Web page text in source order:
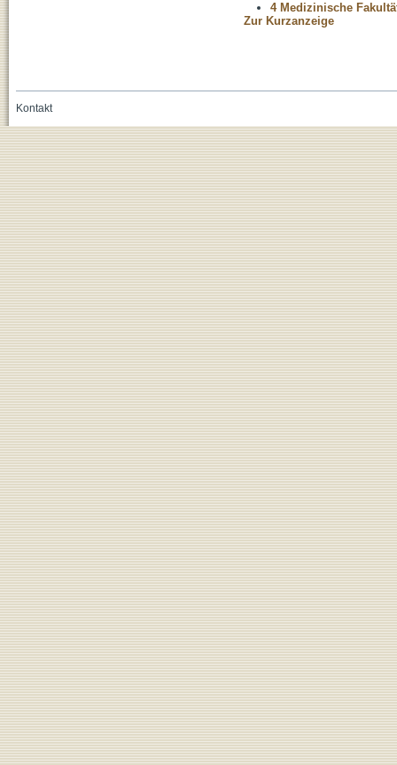
4 Medizinische
Zur Kurzanzeige
Kontakt